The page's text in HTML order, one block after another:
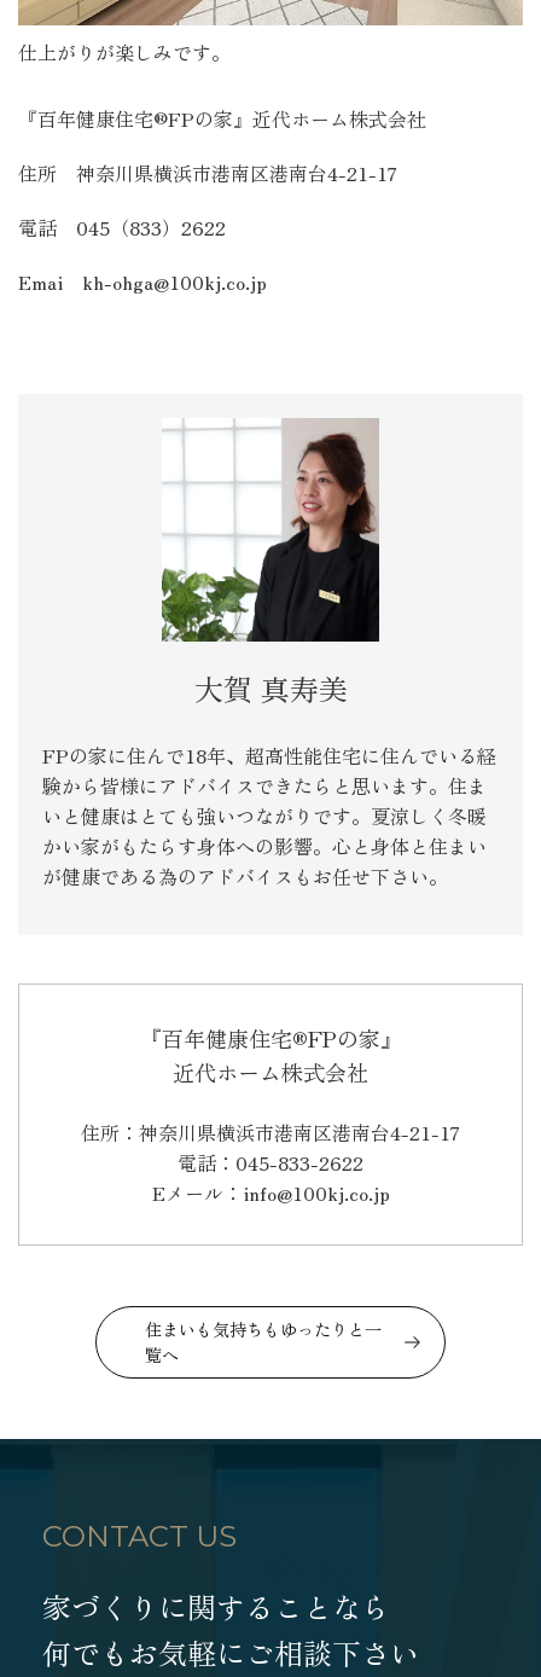
仕上がりが楽しみです。
『百年健康住宅®FPの家』近代ホーム株式会社
住所 神奈川県横浜市港南区港南台4-21-17
電話 045（833）2622
Emai kh-ohga@100kj.co.jp
大賀 真寿美
FPの家に住んで18年、超高性能住宅に住んでいる経
験から皆様にアドバイスできたらと思います。住ま
いと健康はとても強いつながりです。夏涼しく冬暖
かい家がもたらす身体への影響。心と身体と住まい
が健康である為のアドバイスもお任せ下さい。
『百年健康住宅®FPの家』
近代ホーム株式会社
住所：神奈川県横浜市港南区港南台4-21-17
電話：045-833-2622
Eメール：info@100kj.co.jp
住まいも気持ちもゆったりと一
覧へ
CONTACT US
家づくりに関することなら
何でもお気軽にご相談下さい